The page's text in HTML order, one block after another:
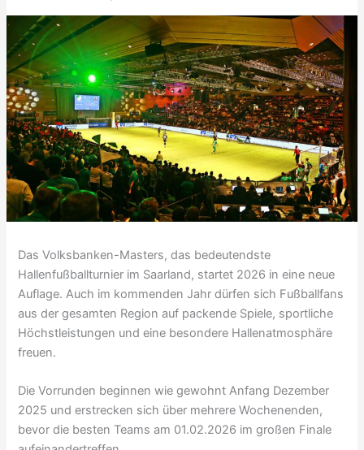
Das Volksbanken-Masters, das bedeutendste
Hallenfußballturnier im Saarland, startet 2026 in eine neue
Auflage. Auch im kommenden Jahr dürfen sich Fußballfans
aus der gesamten Region auf packende Spiele, sportliche
Höchstleistungen und eine besondere Hallenatmosphäre
freuen.
Die Vorrunden beginnen wie gewohnt Anfang Dezember
2025 und erstrecken sich über mehrere Wochenenden,
bevor die besten Teams am 01.02.2026 im großen Finale